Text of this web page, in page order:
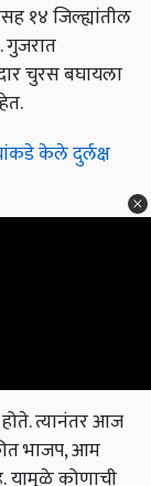
१४ जिल्ह्यांतील
गुजरात
चुरस बघायला
केले दुर्लक्ष
त्यानंतर आज
भाजप, आम
यामुळे कोणाची